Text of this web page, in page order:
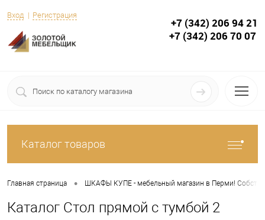
Вход Регистрация
+7 (342) 206 94 21
+7 (342) 206 70 07
Каталог товаров
Главная страница • ШКАФЫ КУПЕ - мебельный магазин в Перми!
Каталог Стол прямой с тумбой 2